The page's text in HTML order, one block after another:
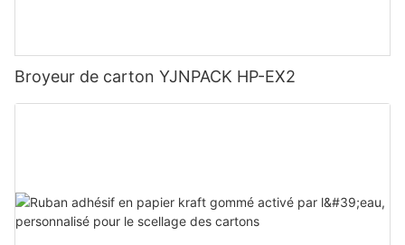
Broyeur de carton YJNPACK HP-EX2